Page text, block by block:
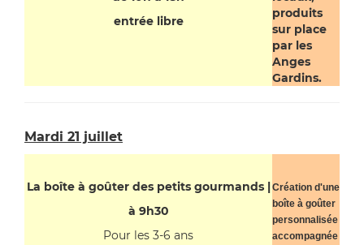
entrée libre
produits
sur place
par les
Anges
Gardins.
Mardi 21 juillet
La boîte à goûter des petits gourmands |
à 9h30
Pour les 3-6 ans
Création d'une
boîte à goûter
personnalisée
accompagnée